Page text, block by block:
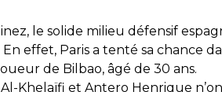
le solide milieu défensif
effet, Paris a tenté sa chance
de Bilbao, âgé de 30 ans.
Al-Khelaïfi et Antero Henrique